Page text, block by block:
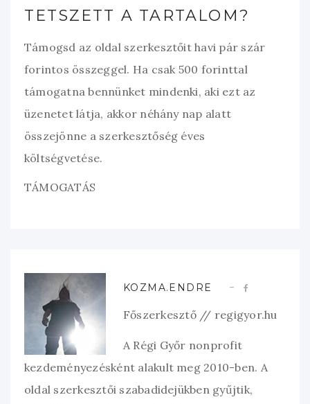
TETSZETT A TARTALOM?
Támogsd az oldal szerkesztőit havi pár szár
forintos összeggel. Ha csak 500 forinttal
támogatna bennünket mindenki, aki ezt az
üzenetet látja, akkor néhány nap alatt
összejönne a szerkesztőség éves
költségvetése.
TÁMOGATÁS
KOZMA.ENDRE
Főszerkesztő // regigyor.hu
A Régi Győr nonprofit
kezdeményezésként alakult meg 2010-ben. A
oldal szerkesztői szabadidejükben gyűjtik,